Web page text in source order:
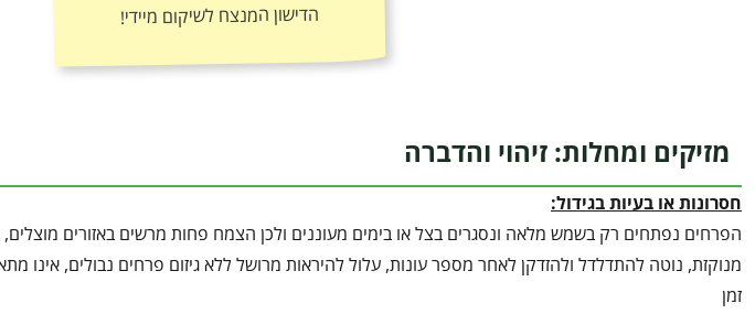
הדישון המנצח לשיקום מיידי!
מזיקים ומחלות: זיהוי והדברה
חסרונות או בעיות בגידול:
הפרחים נפתחים רק בשמש מלאה ונסגרים בצל או בימים מעוננים ולכן הצמח פחות מרשים באזורים
מנוקזת, נוטה להתדלדל ולהזדקן לאחר מספר עונות, עלול להיראות מרושל ללא גיזום פרחים נבולים, אינו
זמן